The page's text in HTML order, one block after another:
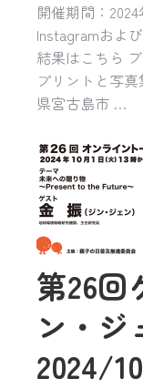
開催期間：2024
Instagramおよ
結果はこちら
プリントと写
県宮古島市 …
第26回
ン・ジ
2024/